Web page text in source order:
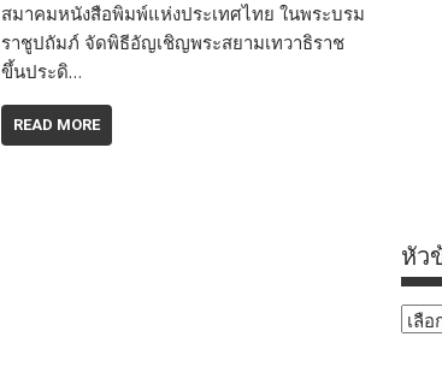
สมาคมหนังสือพิมพ์แห่งประเทศไทย ในพระบรม
ราชูปถัมภ์ จัดพิธีอัญเชิญพระสยามเทวาธิราช
ขึ้นประดิ…
READ MORE
หัว
หัวข้